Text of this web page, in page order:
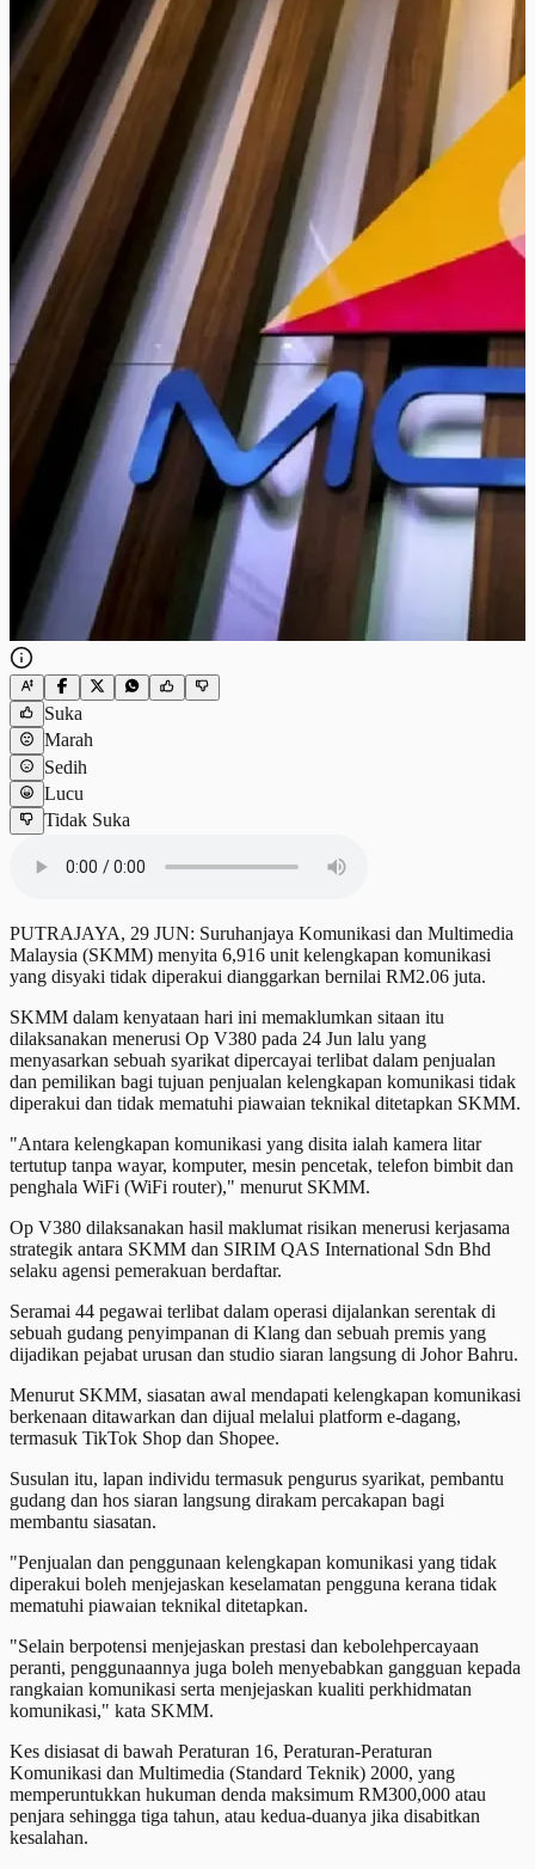
Suka
Marah
Sedih
Lucu
Tidak Suka
PUTRAJAYA, 29 JUN: Suruhanjaya Komunikasi dan Multimedia
Malaysia (SKMM) menyita 6,916 unit kelengkapan komunikasi
yang disyaki tidak diperakui dianggarkan bernilai RM2.06 juta.
SKMM dalam kenyataan hari ini memaklumkan sitaan itu
dilaksanakan menerusi Op V380 pada 24 Jun lalu yang
menyasarkan sebuah syarikat dipercayai terlibat dalam penjualan
dan pemilikan bagi tujuan penjualan kelengkapan komunikasi tidak
diperakui dan tidak mematuhi piawaian teknikal ditetapkan SKMM.
"Antara kelengkapan komunikasi yang disita ialah kamera litar
tertutup tanpa wayar, komputer, mesin pencetak, telefon bimbit dan
penghala WiFi (WiFi router)," menurut SKMM.
Op V380 dilaksanakan hasil maklumat risikan menerusi kerjasama
strategik antara SKMM dan SIRIM QAS International Sdn Bhd
selaku agensi pemerakuan berdaftar.
Seramai 44 pegawai terlibat dalam operasi dijalankan serentak di
sebuah gudang penyimpanan di Klang dan sebuah premis yang
dijadikan pejabat urusan dan studio siaran langsung di Johor Bahru.
Menurut SKMM, siasatan awal mendapati kelengkapan komunikasi
berkenaan ditawarkan dan dijual melalui platform e-dagang,
termasuk TikTok Shop dan Shopee.
Susulan itu, lapan individu termasuk pengurus syarikat, pembantu
gudang dan hos siaran langsung dirakam percakapan bagi
membantu siasatan.
"Penjualan dan penggunaan kelengkapan komunikasi yang tidak
diperakui boleh menjejaskan keselamatan pengguna kerana tidak
mematuhi piawaian teknikal ditetapkan.
"Selain berpotensi menjejaskan prestasi dan kebolehpercayaan
peranti, penggunaannya juga boleh menyebabkan gangguan kepada
rangkaian komunikasi serta menjejaskan kualiti perkhidmatan
komunikasi," kata SKMM.
Kes disiasat di bawah Peraturan 16, Peraturan-Peraturan
Komunikasi dan Multimedia (Standard Teknik) 2000, yang
memperuntukkan hukuman denda maksimum RM300,000 atau
penjara sehingga tiga tahun, atau kedua-duanya jika disabitkan
kesalahan.